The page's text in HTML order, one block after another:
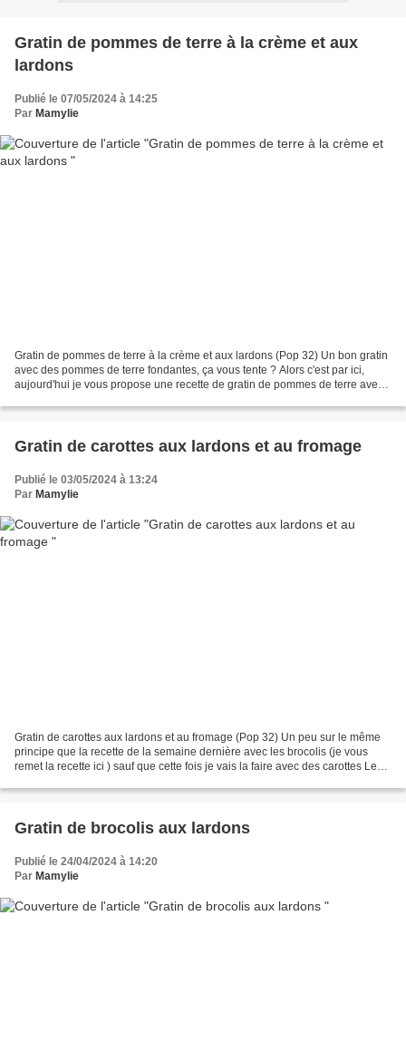
Gratin de pommes de terre à la crème et aux
lardons
Publié le 07/05/2024 à 14:25
Par Mamylie
Gratin de pommes de terre à la crème et aux lardons (Pop 32) Un bon gratin
avec des pommes de terre fondantes, ça vous tente ? Alors c'est par ici,
aujourd'hui je vous propose une recette de gratin de pommes de terre avec
Gratin de carottes aux lardons et au fromage
Publié le 03/05/2024 à 13:24
Par Mamylie
Gratin de carottes aux lardons et au fromage (Pop 32) Un peu sur le même
principe que la recette de la semaine dernière avec les brocolis (je vous
remet la recette ici ) sauf que cette fois je vais la faire avec des carottes Le
Gratin de brocolis aux lardons
Publié le 24/04/2024 à 14:20
Par Mamylie